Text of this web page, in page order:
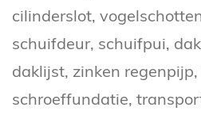
cilinderslot,
schuifdeur, schuifpui,
daklijst, zinken
schroeffundatie,